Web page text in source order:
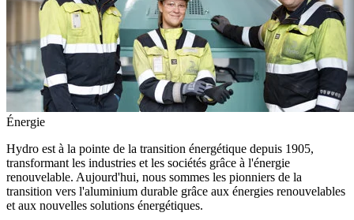
Énergie
Hydro est à la pointe de la transition énergétique depuis 1905,
transformant les industries et les sociétés grâce à l'énergie
renouvelable. Aujourd'hui, nous sommes les pionniers de la
transition vers l'aluminium durable grâce aux énergies renouvelables
et aux nouvelles solutions énergétiques.